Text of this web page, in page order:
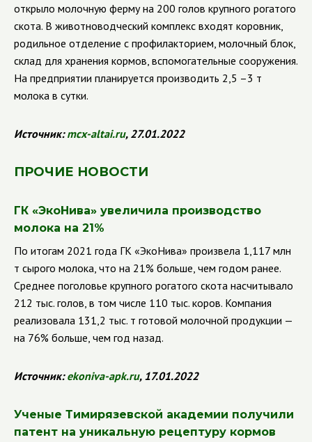
открыло молочную ферму на 200 голов крупного рогатого
скота. В животноводческий комплекс входят коровник,
родильное отделение с профилакторием, молочный блок,
склад для хранения кормов, вспомогательные сооружения.
На предприятии планируется производить 2,5 –3 т
молока в сутки.
Источник:mcx-altai.ru, 27.01.2022
ПРОЧИЕ НОВОСТИ
ГК «ЭкоНива» увеличила производство
молока на 21%
По итогам 2021 года ГК «ЭкоНива» произвела 1,117 млн
т сырого молока, что на 21% больше, чем годом ранее.
Среднее поголовье крупного рогатого скота насчитывало
212 тыс. голов, в том числе 110 тыс. коров. Компания
реализовала 131,2 тыс. т готовой молочной продукции —
на 76% больше, чем год назад.
Источник:ekoniva-apk.ru, 17.01.2022
Ученые Тимирязевской академии получили
патент на уникальную рецептуру кормов